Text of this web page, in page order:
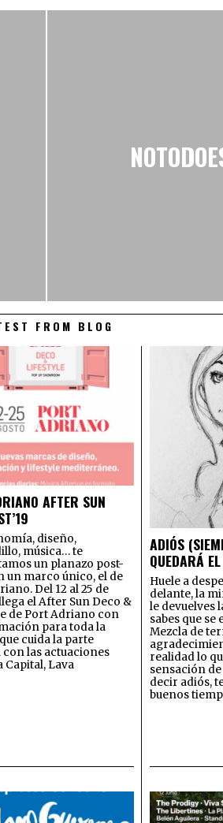
FROM BLOG
AFTER SUN
diseño,
música… te
un planazo post-
un marco único, el de
Del 12 al 25 de
el After Sun Deco &
de Port Adriano con
para toda la
cuida la parte
con las actuaciones
Capital, Lava
ADIÓS
QUEDARÁ
Huele a
delante, la
le devuelves
sabes que se
Mezcla de
realidad lo
sensación
decir adiós,
buenos